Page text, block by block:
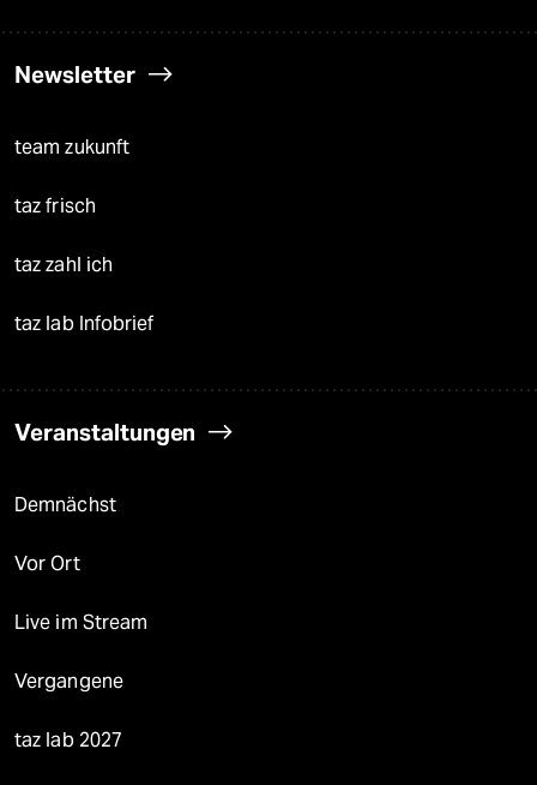
Newsletter
team zukunft
taz frisch
taz zahl ich
taz lab Infobrief
Veranstaltungen
Demnächst
Vor Ort
Live im Stream
Vergangene
taz lab 2027